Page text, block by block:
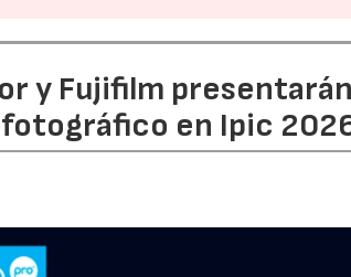
y Fujifilm
en Ipic